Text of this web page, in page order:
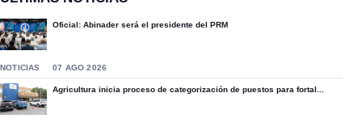
Oficial: Abinader será el presidente del PRM
NOTICIAS 07 AGO 2026
Agricultura inicia proceso de categorización de puestos para fortal...